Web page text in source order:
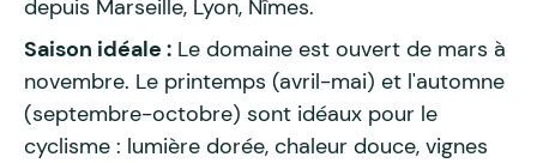
depuis Marseille, Lyon, Nîmes.
Saison idéale : Le domaine est ouvert de mars à
novembre. Le printemps (avril-mai) et l'automne
(septembre-octobre) sont idéaux pour le
cyclisme : lumière dorée, chaleur douce, vignes